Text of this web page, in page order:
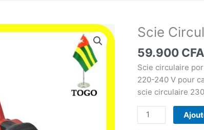
Scie
59.900 CFA
Scie circulaire
220-240 V pour
scie circulaire
quantité
Scie
Circulaire
WISEUP
230mm